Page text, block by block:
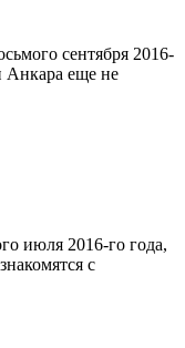
сентября 2016-
Анкара еще не
июля 2016-го года,
с